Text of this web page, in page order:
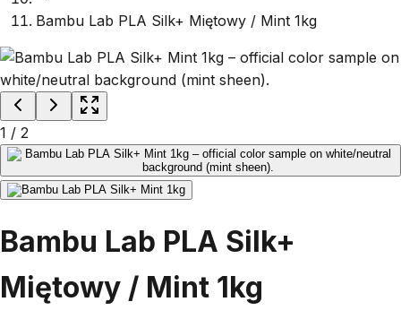
Bambu Lab PLA Silk+ Miętowy / Mint 1kg
1 / 2
Bambu Lab PLA Silk+
Miętowy / Mint 1kg